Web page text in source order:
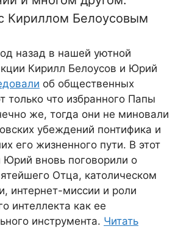
Кириллом Белоусовым
назад в нашей уютной
Кирилл Белоусов и Юрий
об общественных
только что избранного Папы
же, тогда они не миновали
убеждений понтифика и
его жизненного пути. В этот
Юрий вновь поговорили о
Отца, католическом
интернет-миссии и роли
интеллекта как ее
инструмента. Читать